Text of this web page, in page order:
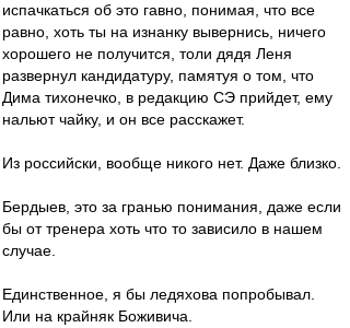
испачкаться об это гавно, понимая, что все
равно, хоть ты на изнанку вывернись, ничего
хорошего не получится, толи дядя Леня
развернул кандидатуру, памятуя о том, что
Дима тихонечко, в редакцию СЭ прийдет, ему
нальют чайку, и он все расскажет.
Из российски, вообще никого нет. Даже близко.
Бердыев, это за гранью понимания, даже если
бы от тренера хоть что то зависило в нашем
случае.
Единственное, я бы ледяхова попробывал.
Или на крайняк Боживича.